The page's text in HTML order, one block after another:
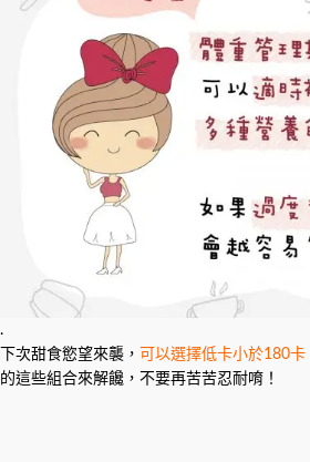
.
下次甜食慾望來襲， 可以選擇低卡小於180卡
的這些組合來解饞，不要再苦苦忍耐唷！